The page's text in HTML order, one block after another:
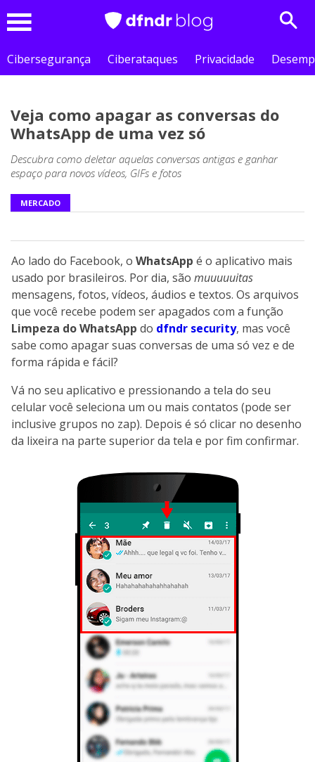
Cibersegurança
Ciberataques Privacidade
Veja como apagar as conversas do
WhatsApp de uma vez só
Descubra como deletar aquelas conversas antigas e ganhar
espaço para novos vídeos, GIFs e fotos
MERCADO
Ao lado do Facebook, o WhatsApp é o aplicativo mais
usado por brasileiros. Por dia, são muuuuuitas
mensagens, fotos, vídeos, áudios e textos. Os arquivos
que você recebe podem ser apagados com a função
Limpeza do WhatsApp do dfndr security, mas você
sabe como apagar suas conversas de uma só vez e de
forma rápida e fácil?
Vá no seu aplicativo e pressionando a tela do seu
celular você seleciona um ou mais contatos (pode ser
inclusive grupos no zap). Depois é só clicar no desenho
da lixeira na parte superior da tela e por fim confirmar.